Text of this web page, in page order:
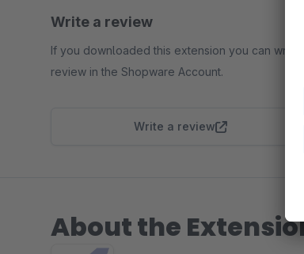
Write a review
If you downloaded this extension you can write
review in the Shopware Account.
Write a review
About the